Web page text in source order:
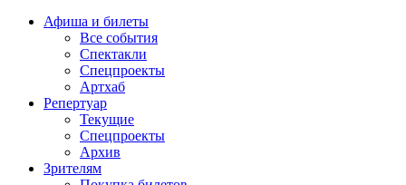
Афиша и билеты
Все события
Спектакли
Спецпроекты
Артхаб
Репертуар
Текущие
Спецпроекты
Архив
Зрителям